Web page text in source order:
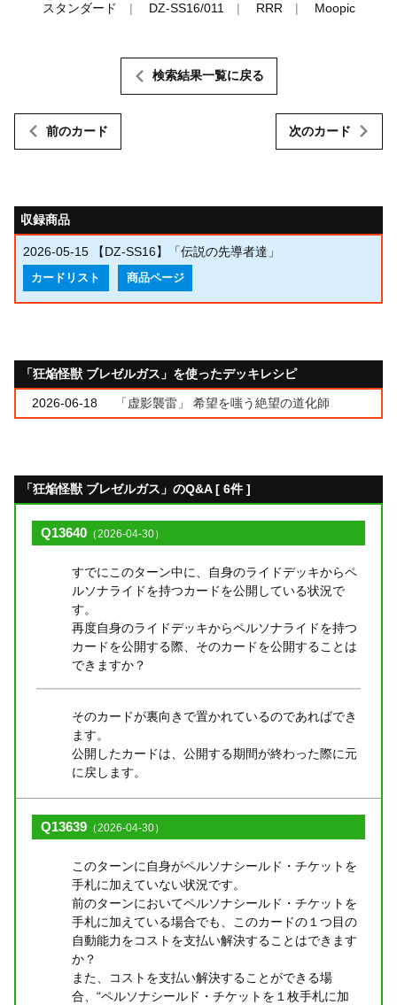
スタンダード DZ-SS16/011 RRR Moopic
前のカード
検索結果一覧に戻る
次のカード
収録商品
2026-05-15 【DZ-SS16】「伝説の先導者達」
カードリスト 商品ページ
「狂焔怪獣 ブレゼルガス」を使ったデッキレシピ
2026-06-18 「虚影襲雷」 希望を嗤う絶望の道化師
「狂焔怪獣 ブレゼルガス」のQ&A [ 6件 ]
Q13640 （2026-04-30）
すでにこのターン中に、自身のライドデッキからペ
ルソナライドを持つカードを公開している状況で
す。
再度自身のライドデッキからペルソナライドを持つ
カードを公開する際、そのカードを公開することは
できますか？
そのカードが裏向きで置かれているのであればでき
ます。
公開したカードは、公開する期間が終わった際に元
に戻します。
Q13639 （2026-04-30）
このターンに自身がペルソナシールド・チケットを
手札に加えていない状況です。
前のターンにおいてペルソナシールド・チケットを
手札に加えている場合でも、このカードの１つ目の
自動能力をコストを支払い解決することはできます
か？
また、コストを支払い解決することができる場
合、“ペルソナシールド・チケットを１枚手札に加